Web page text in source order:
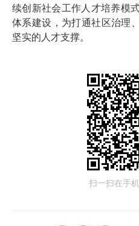
续创新社会工作人才培养模
体系建设，为打通社区治理
坚实的人才支撑。
扫一扫在手